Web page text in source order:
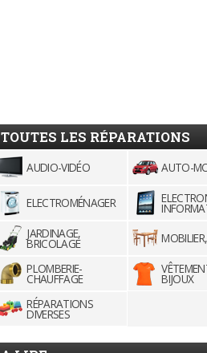
TOUTES LES RÉPARATIONS
AUDIO-VIDÉO AUTO-
ELECTROMÉNAGER
JARDINAGE,
BRICOLAGE
PLOMBERIE-
CHAUFFAGE
BIJOUX
RÉPARATIONS
DIVERSES